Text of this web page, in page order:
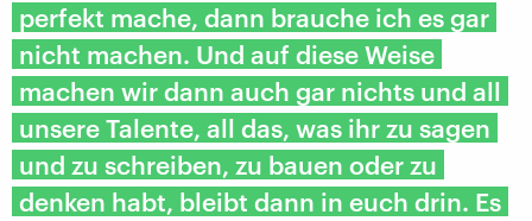
perfekt mache, dann brauche ich es gar
nicht machen. Und auf diese Weise
machen wir dann auch gar nichts und all
unsere Talente, all das, was ihr zu sagen
und zu schreiben, zu bauen oder zu
denken habt, bleibt dann in euch drin. Es